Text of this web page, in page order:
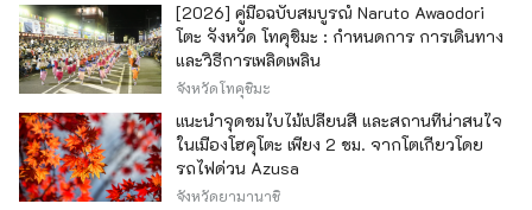
[2026] คู่มือฉบับสมบูรณ์ Naruto Awaodori
โตะ จังหวัด โทคุชิมะ : กำหนดการ การเดินทาง
และวิธีการเพลิดเพลิน
จังหวัดโทคุชิมะ
แนะนำจุดชมใบไม้เปลี่ยนสี และสถานที่น่าสนใจ
ในเมืองโฮคุโตะ เพียง 2 ชม. จากโตเกียวโดย
รถไฟด่วน Azusa
จังหวัดยามานาชิ